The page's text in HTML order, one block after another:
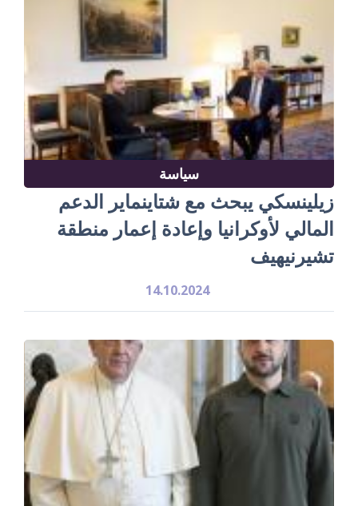
سياسة
زيلينسكي يبحث مع شتاينماير الدعم
المالي لأوكرانيا وإعادة إعمار منطقة
تشيرنيهيف
14.10.2024